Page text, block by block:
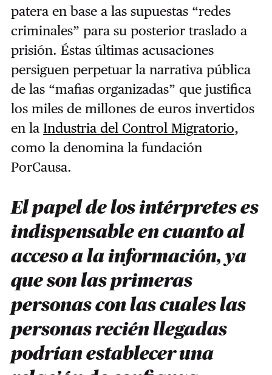
patera en base a las supuestas “redes
criminales” para su posterior traslado a
prisión. Éstas últimas acusaciones
persiguen perpetuar la narrativa pública
de las “mafias organizadas” que justifica
los miles de millones de euros invertidos
en la Industria del Control Migratorio,
como la denomina la fundación
PorCausa.
El papel de los intérpretes es
indispensable en cuanto al
acceso a la información, ya
que son las primeras
personas con las cuales las
personas recién llegadas
podrían establecer una